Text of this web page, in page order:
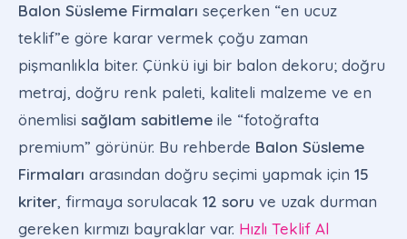
Balon Süsleme Firmaları seçerken “en ucuz
teklif”e göre karar vermek çoğu zaman
pişmanlıkla biter. Çünkü iyi bir balon dekoru; doğru
metraj, doğru renk paleti, kaliteli malzeme ve en
önemlisi sağlam sabitleme ile “fotoğrafta
premium” görünür. Bu rehberde Balon Süsleme
Firmaları arasından doğru seçimi yapmak için 15
kriter, firmaya sorulacak 12 soru ve uzak durman
gereken kırmızı bayraklar var. Hızlı Teklif Al